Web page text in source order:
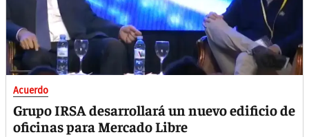
Acuerdo
Grupo IRSA desarrollará un nuevo edificio de
oficinas para Mercado Libre